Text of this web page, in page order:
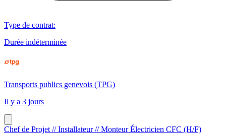
Type de contrat:
Durée indéterminée
Transports publics genevois (TPG)
Il y a 3 jours
Chef de Projet // Installateur // Monteur Électricien CFC (H/F)